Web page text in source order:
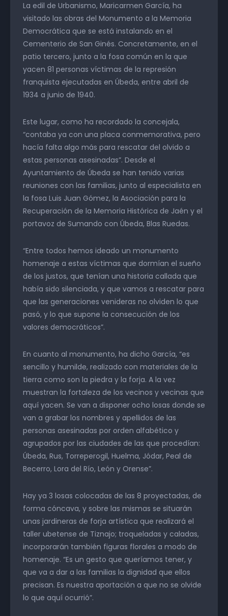
La edil de Urbanismo, Maricarmen García, ha
visitado las obras del Monumento a la Memoria
Democrática que se está instalando en el
Cementerio de San Ginés. Concretamente, en el
patio tercero, junto a la fosa común en la que
yacen 81 personas víctimas de la represión
franquista ejecutadas en Úbeda, entre abril de
1934 a junio de 1940.
Este lugar, como ha recordado la concejala,
“contaba ya con una placa conmemorativa, pero
hacía falta algo más para rescatar del olvido a
estas personas asesinadas”. Desde el
Ayuntamiento de Úbeda se han tenido varias
reuniones con las familias, junto al especialista en
la fosa Luis Juan Gómez, la Asociación para la
Recuperación de la Memoria Histórica de Jaén y el
portavoz de Sumando con Úbeda, Blas Ruedas.
“Entre todos hemos ideado un monumento
homenaje a estas víctimas que dormían el sueño
de los justos, que tenían una historia callada que
había sido silenciada, y que vamos a rescatar para
que las generaciones venideras no olviden lo que
pasó, y lo que supone la consecución de los
valores democráticos”.
En cuanto al monumento, ha dicho García, “es
sencillo y humilde, realizado con materiales de la
tierra como son la piedra y la forja. A la vez
muestran la fortaleza de los vecinos y vecinas que
aquí yacen. Se van a disponer ocho losas donde se
van a grabar los nombres y apellidos de las
personas asesinadas por orden alfabético y
agrupados por las ciudades de las que procedían:
Úbeda, Rus, Torreperogil, Huelma, Jódar, Peal de
Becerro, Lora del Río, León y Orense”.
Hay ya 3 losas colocadas de las 8 proyectadas, de
forma cóncava, y sobre las mismas se situarán
unas jardineras de forja artística que realizará el
taller ubetense de Tiznajo; troqueladas y caladas,
incorporarán también figuras florales a modo de
homenaje. “Es un gesto que queríamos tener, y
que va a dar a las familias la dignidad que ellos
precisan. Es nuestra aportación a que no se olvide
lo que aquí ocurrió”.